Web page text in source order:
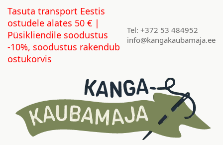
Tasuta transport Eestis
ostudele alates 50 € |
Püsikliendile soodustus
-10%, soodustus rakendub
ostukorvis
Tel: +372 53 484952
info@kangakaubamaja.ee